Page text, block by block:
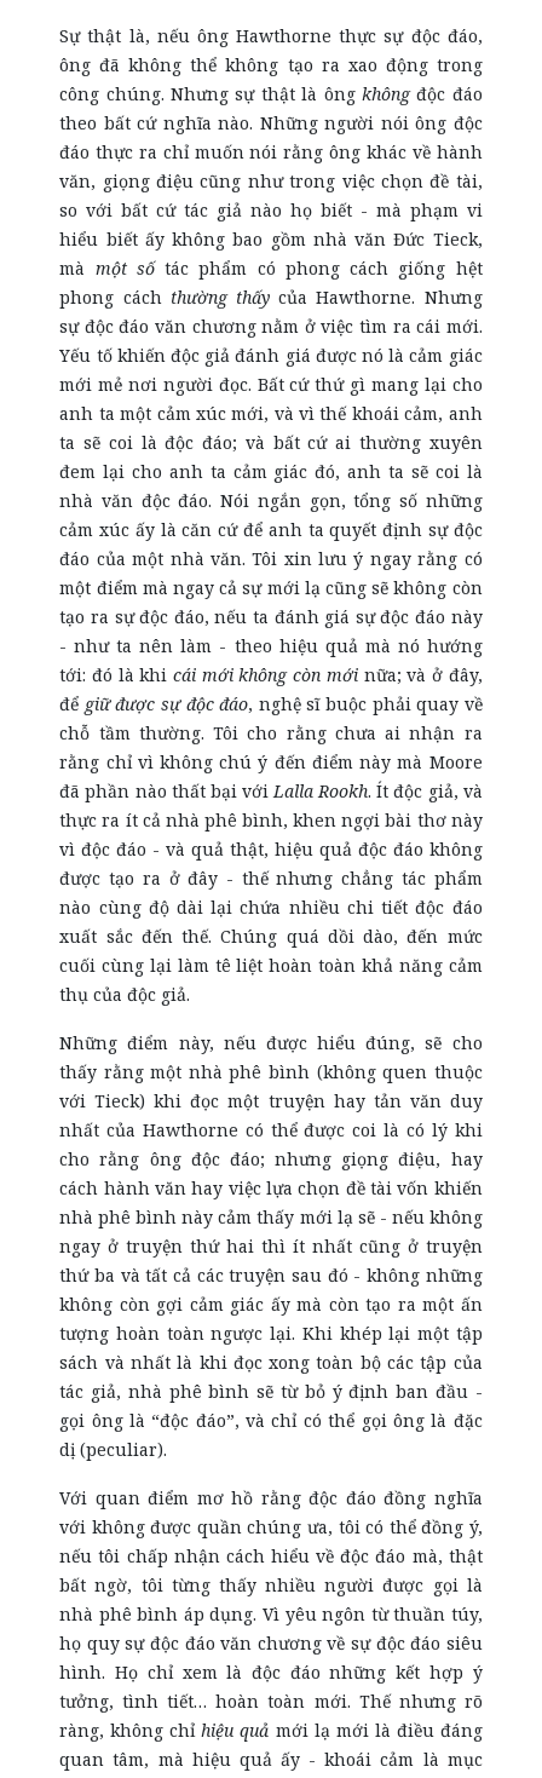
Sự thật là, nếu ông Hawthorne thực sự độc đáo,
ông đã không thể không tạo ra xao động trong
công chúng. Nhưng sự thật là ông khôngđộc đáo
theo bất cứ nghĩa nào. Những người nói ông độc
đáo thực ra chỉ muốn nói rằng ông khác về hành
văn, giọng điệu cũng như trong việc chọn đề tài,
so với bất cứ tác giả nào họ biết - mà phạm vi
hiểu biết ấy không bao gồm nhà văn Đức Tieck,
mà một sốtác phẩm có phong cách giống hệt
phong cáchthường thấy của Hawthorne. Nhưng
sự độc đáo văn chương nằm ở việc tìm ra cái mới.
Yếu tố khiến độc giả đánh giá được nó là cảm giác
mới mẻ nơi người đọc. Bất cứ thứ gì mang lại cho
anh ta một cảm xúc mới, và vì thế khoái cảm, anh
ta sẽ coi là độc đáo; và bất cứ ai thường xuyên
đem lại cho anh ta cảm giác đó, anh ta sẽ coi là
nhà văn độc đáo. Nói ngắn gọn, tổng số những
cảm xúc ấy là căn cứ để anh ta quyết định sự độc
đáo của một nhà văn. Tôi xin lưu ý ngay rằng có
một điểm mà ngay cả sự mới lạ cũng sẽ không còn
tạo ra sự độc đáo, nếu ta đánh giá sự độc đáo này
- như ta nên làm - theo hiệu quả mà nó hướng
tới: đó là khicái mới không còn mới nữa; và ở đây,
để giữ được sự độc đáo, nghệ sĩ buộc phải quay về
chỗ tầm thường. Tôi cho rằng chưa ai nhận ra
rằng chỉ vì không chú ý đến điểm này mà Moore
đã phần nào thất bại vớiLalla Rookh. Ít độc giả, và
thực ra ít cả nhà phê bình, khen ngợi bài thơ này
vì độc đáo - và quả thật, hiệu quả độc đáo không
được tạo ra ở đây - thế nhưng chẳng tác phẩm
nào cùng độ dài lại chứa nhiều chi tiết độc đáo
xuất sắc đến thế. Chúng quá dồi dào, đến mức
cuối cùng lại làm tê liệt hoàn toàn khả năng cảm
thụ của độc giả.
Những điểm này, nếu được hiểu đúng, sẽ cho
thấy rằng một nhà phê bình (không quen thuộc
với Tieck) khi đọc một truyện hay tản văn duy
nhất của Hawthorne có thể được coi là có lý khi
cho rằng ông độc đáo; nhưng giọng điệu, hay
cách hành văn hay việc lựa chọn đề tài vốn khiến
nhà phê bình này cảm thấy mới lạ sẽ - nếu không
ngay ở truyện thứ hai thì ít nhất cũng ở truyện
thứ ba và tất cả các truyện sau đó - không những
không còn gợi cảm giác ấy mà còn tạo ra một ấn
tượng hoàn toàn ngược lại. Khi khép lại một tập
sách và nhất là khi đọc xong toàn bộ các tập của
tác giả, nhà phê bình sẽ từ bỏ ý định ban đầu -
gọi ông là “độc đáo”, và chỉ có thể gọi ông là đặc
dị (peculiar).
Với quan điểm mơ hồ rằng độc đáo đồng nghĩa
với không được quần chúng ưa, tôi có thể đồng ý,
nếu tôi chấp nhận cách hiểu về độc đáo mà, thật
bất ngờ, tôi từng thấy nhiều người được gọi là
nhà phê bình áp dụng. Vì yêu ngôn từ thuần túy,
họ quy sự độc đáo văn chương về sự độc đáo siêu
hình. Họ chỉ xem là độc đáo những kết hợp ý
tưởng, tình tiết… hoàn toàn mới. Thế nhưng rõ
ràng, không chỉhiệu quả mới lạ mới là điều đáng
quan tâm, mà hiệu quả ấy - khoái cảm là mục